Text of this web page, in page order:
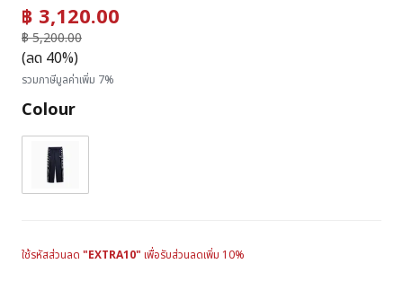
฿ 3,120.00
฿ 5,200.00
ถึง
(ลด 40%)
รวมภาษีมูลค่าเพิ่ม 7%
Colour
ใช้รหัสส่วนลด "EXTRA10" เพื่อรับส่วนลดเพิ่ม 10%